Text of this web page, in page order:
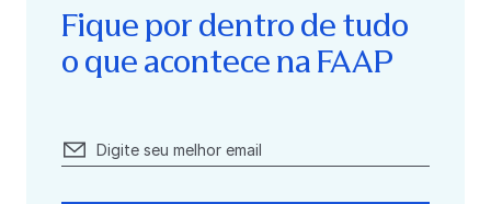
Fique por dentro de tudo
o que acontece na FAAP